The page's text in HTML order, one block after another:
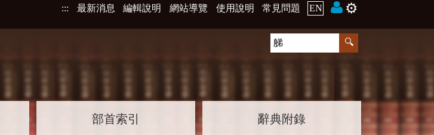
::: 最新消息 編輯說明 網站導覽 使用說明 常見問題 EN ⚙️
部首索引 辭典附錄